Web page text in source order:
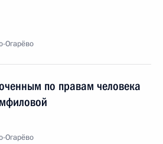
Огарёво
по правам человека
Огарёво